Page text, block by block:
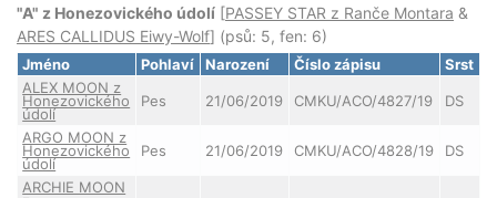
"A" z Honezovického údolí [PASSEY STAR z Ranče Montara &
ARES CALLIDUS Eiwy-Wolf] (psů: 5, fen: 6)
Jméno Pohlaví Narození Číslo zápisu
Srst
ALEX MOON z
Honezovického
údolí
Pes 21/06/2019 CMKU/ACO/4827/19 DS
ARGO MOON z
Honezovického
údolí
Pes 21/06/2019 CMKU/ACO/4828/19 DS
ARCHIE MOON